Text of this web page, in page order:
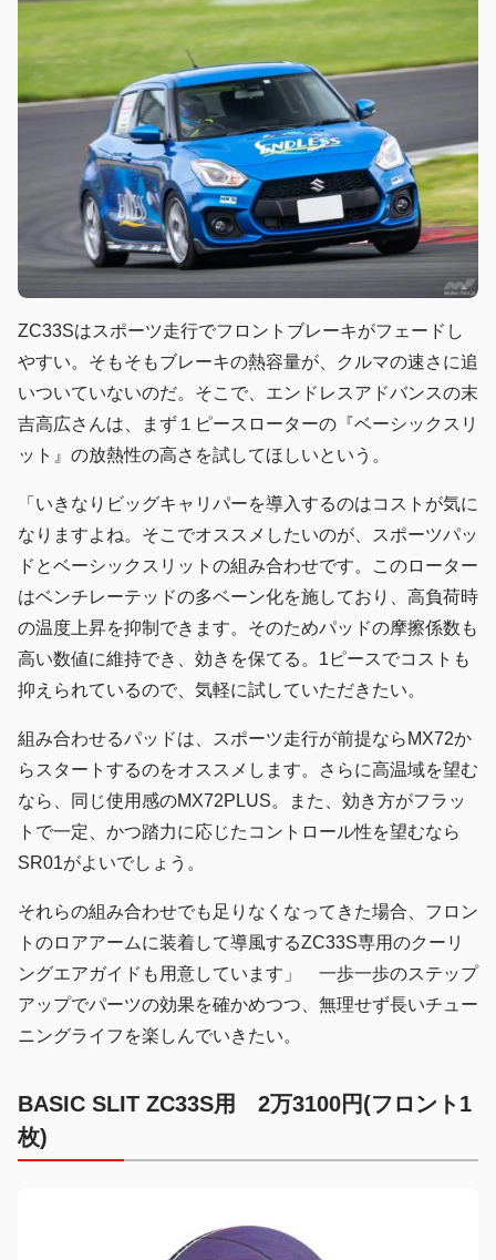
ZC33Sはスポーツ走行でフロントブレーキがフェードし
やすい。そもそもブレーキの熱容量が、クルマの速さに追
いついていないのだ。そこで、エンドレスアドバンスの末
吉高広さんは、まず１ピースローターの『ベーシックスリ
ット』の放熱性の高さを試してほしいという。
「いきなりビッグキャリパーを導入するのはコストが気に
なりますよね。そこでオススメしたいのが、スポーツパッ
ドとベーシックスリットの組み合わせです。このローター
はベンチレーテッドの多ベーン化を施しており、高負荷時
の温度上昇を抑制できます。そのためパッドの摩擦係数も
高い数値に維持でき、効きを保てる。1ピースでコストも
抑えられているので、気軽に試していただきたい。
組み合わせるパッドは、スポーツ走行が前提ならMX72か
らスタートするのをオススメします。さらに高温域を望む
なら、同じ使用感のMX72PLUS。また、効き方がフラッ
トで一定、かつ踏力に応じたコントロール性を望むなら
SR01がよいでしょう。
それらの組み合わせでも足りなくなってきた場合、フロン
トのロアアームに装着して導風するZC33S専用のクーリ
ングエアガイドも用意しています」 一歩一歩のステップ
アップでパーツの効果を確かめつつ、無理せず長いチュー
ニングライフを楽しんでいきたい。
BASIC SLIT ZC33S用 2万3100円(フロント1
枚)